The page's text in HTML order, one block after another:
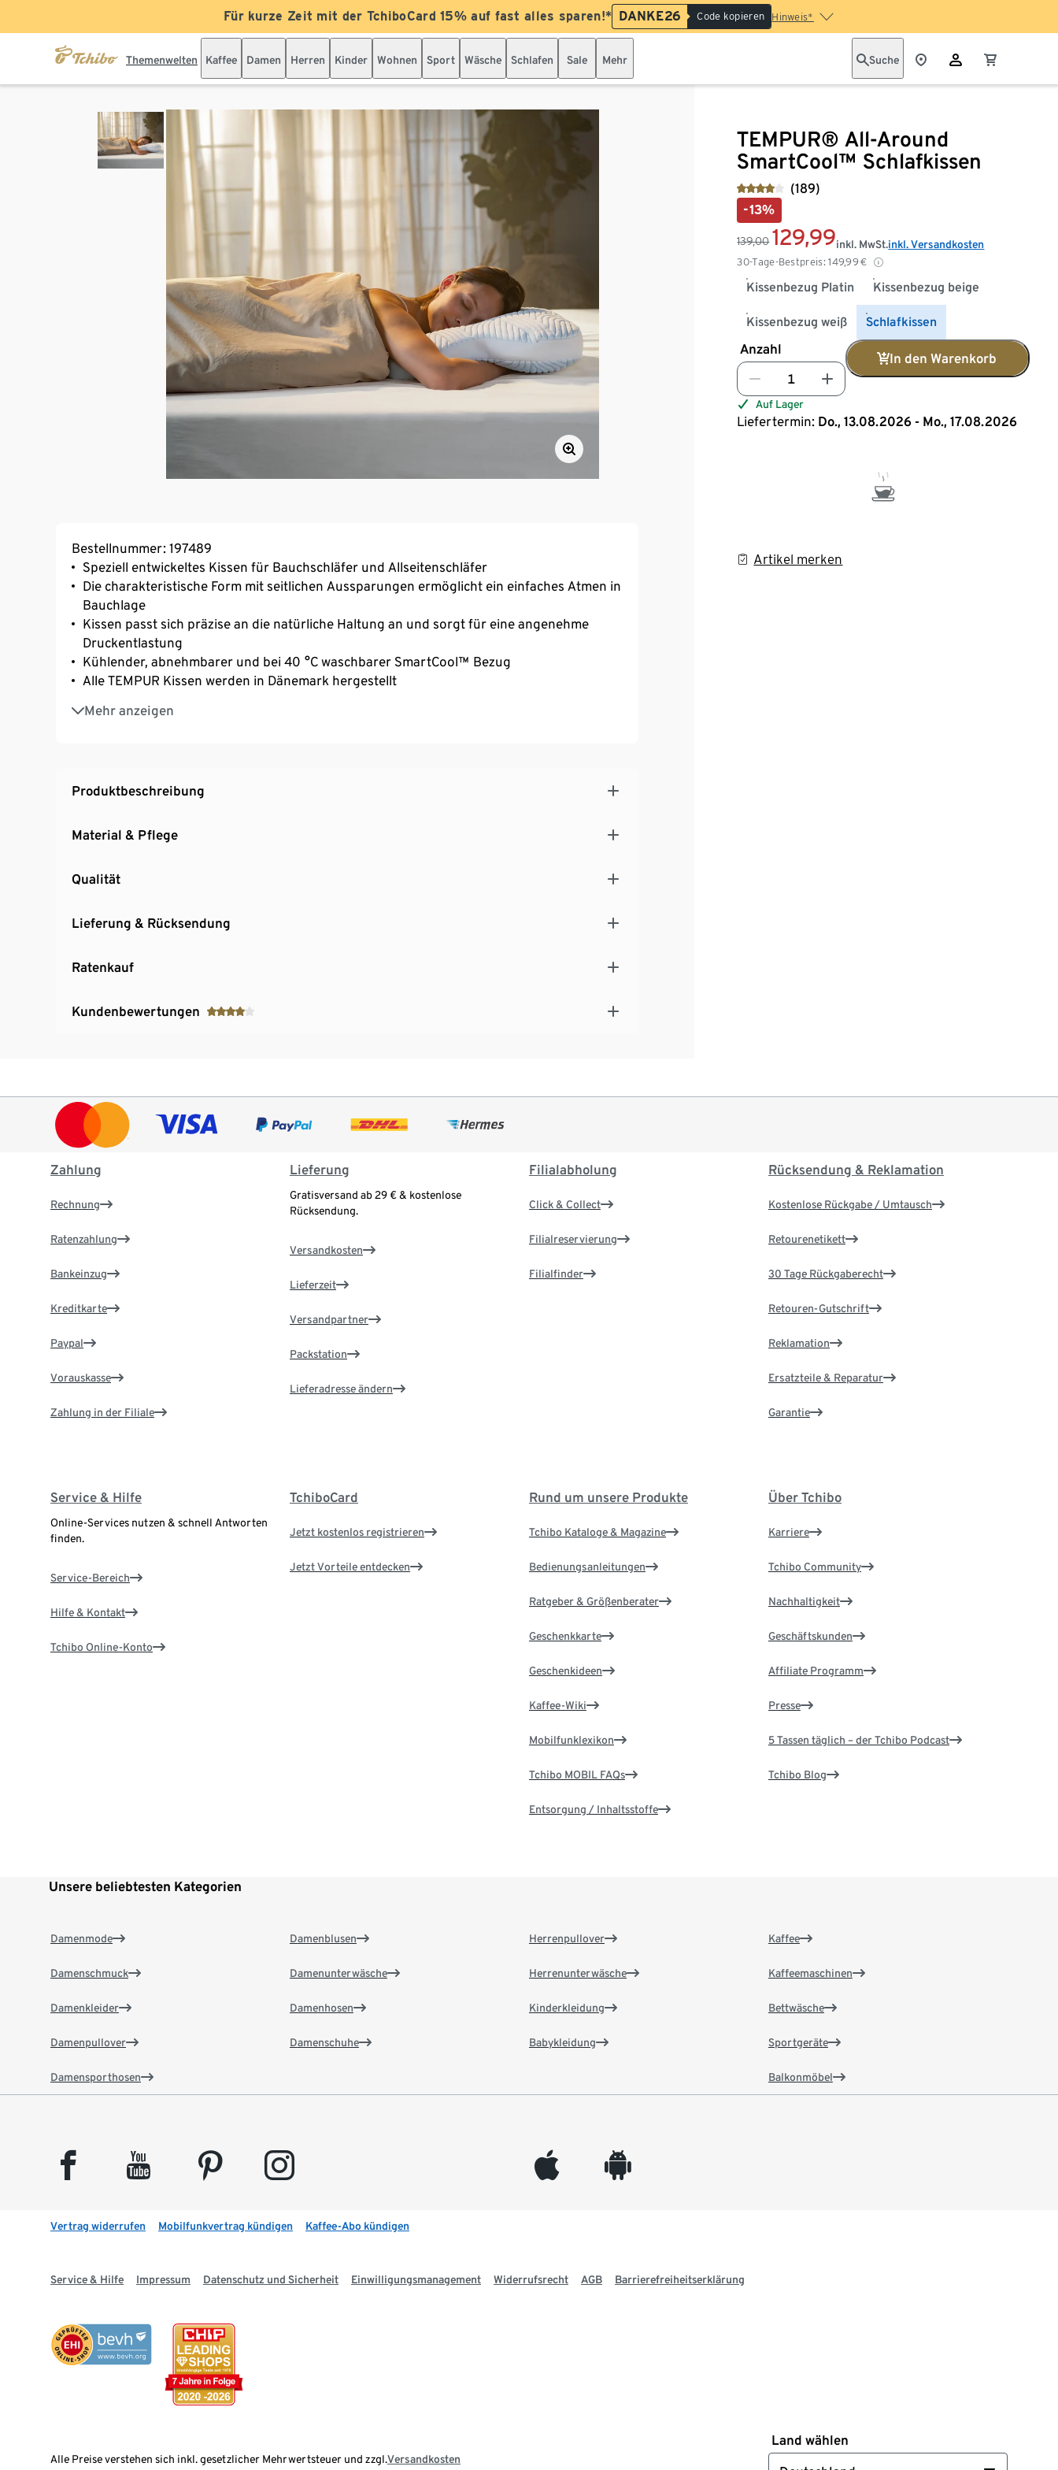
Für kurze Zeit mit der TchiboCard 15% auf fast alles sparen!* DANKE26 Code kopieren Hinweis*
Themenwelten Kaffee Damen Herren Kinder Wohnen Sport Wäsche Schlafen Sale Mehr Suche
TEMPUR® All-Around
SmartCool™ Schlafkissen
(189)
-13%
139,00 129,99
30-Tage-Bestpreis: 149,99€
inkl. MwSt.inkl. Versandkosten
Kissenbezug Platin Kissenbezug beige
Kissenbezug weiß Schlafkissen
Anzahl
In den Warenkorb
Auf Lager
Liefertermin: Do., 13.08.2026 - Mo., 17.08.2026
Artikel merken
Bestellnummer: 197489
Speziell entwickeltes Kissen für Bauchschläfer und Allseitenschläfer
Die charakteristische Form mit seitlichen Aussparungen ermöglicht ein einfaches Atmen in
Bauchlage
Kissen passt sich präzise an die natürliche Haltung an und sorgt für eine angenehme
Druckentlastung
Kühlender, abnehmbarer und bei 40 °C waschbarer SmartCool™ Bezug
Alle TEMPUR Kissen werden in Dänemark hergestellt
Mehr anzeigen
Made in Green by OEKO TEX®
Produktbeschreibung
Material & Pflege
Qualität
Lieferung & Rücksendung
Ratenkauf
Kundenbewertungen
Zahlung
Rechnung
Ratenzahlung
Bankeinzug
Kreditkarte
Paypal
Vorauskasse
Zahlung in der Filiale
Lieferung
Gratisversand ab 29 € & kostenlose
Rücksendung.
Versandkosten
Lieferzeit
Versandpartner
Packstation
Lieferadresse ändern
Filialabholung
Click & Collect
Filialreservierung
Filialfinder
Rücksendung & Reklamation
Kostenlose Rückgabe / Umtausch
Retourenetikett
30 Tage Rückgaberecht
Retouren-Gutschrift
Reklamation
Ersatzteile & Reparatur
Garantie
Service & Hilfe
Online-Services nutzen & schnell Antworten
finden.
Service-Bereich
Hilfe & Kontakt
Tchibo Online-Konto
TchiboCard
Jetzt kostenlos registrieren
Jetzt Vorteile entdecken
Rund um unsere Produkte
Tchibo Kataloge & Magazine
Bedienungsanleitungen
Ratgeber & Größenberater
Geschenkkarte
Geschenkideen
Kaffee-Wiki
Mobilfunklexikon
Tchibo MOBIL FAQs
Entsorgung / Inhaltsstoffe
Über Tchibo
Karriere
Tchibo Community
Nachhaltigkeit
Geschäftskunden
Affiliate Programm
Presse
5 Tassen täglich – der Tchibo Podcast
Tchibo Blog
Unsere beliebtesten Kategorien
Damenmode
Damenschmuck
Damenkleider
Damenpullover
Damensporthosen
Damenblusen
Damenunterwäsche
Damenhosen
Damenschuhe
Herrenpullover
Herrenunterwäsche
Kinderkleidung
Babykleidung
Kaffee
Kaffeemaschinen
Bettwäsche
Sportgeräte
Balkonmöbel
facebook youtube pinterest instagram appleinc android
Vertrag widerrufen Mobilfunkvertrag kündigen Kaffee-Abo kündigen
Service & Hilfe Impressum Datenschutz und Sicherheit Einwilligungsmanagement Widerrufsrecht AGB Barrierefreiheitserklärung
Alle Preise verstehen sich inkl. gesetzlicher Mehrwertsteuer und zzgl.Versandkosten
Land wählen